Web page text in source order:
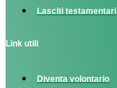
Lasciti testamentari
Link utili
Diventa volontario